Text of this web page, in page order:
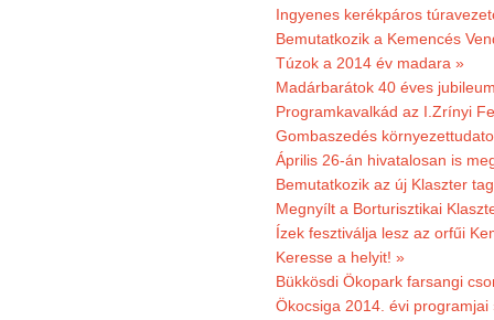
Ingyenes kerékpáros
Bemutatkozik a Kemencés
Túzok a 2014 év madara »
Madárbarátok 40 éves
Programkavalkád az I.Zrínyi
Gombaszedés
Április 26-án hivatalosan is
Bemutatkozik az új Klaszter
Megnyílt a Borturisztikai
Ízek fesztiválja lesz az orfűi
Keresse a helyit! »
Bükkösdi Ökopark farsangi
Ökocsiga 2014. évi programjai